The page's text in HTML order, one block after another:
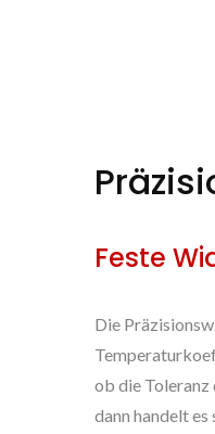
Feste
Die
ob die
dann handelt